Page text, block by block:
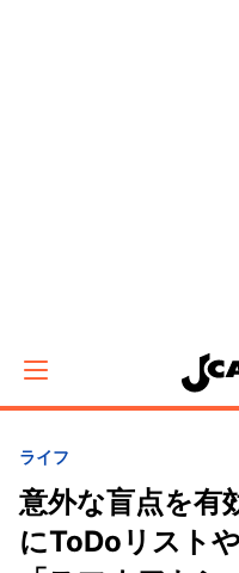
ライフ
意外な盲点を
にToDoリスト